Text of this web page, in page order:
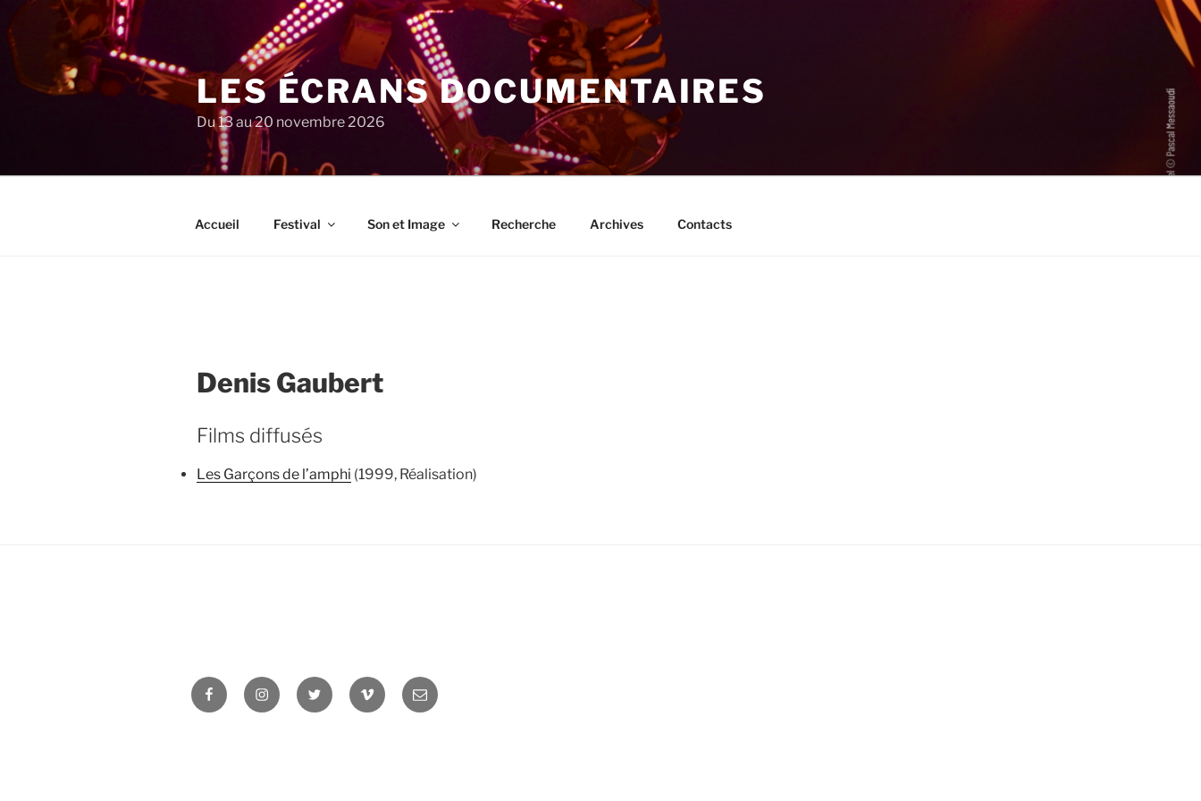
au
contenu
principal
LES ÉCRANS DOCUMENTAIRES
Du 13 au 20 novembre 2026
Accueil Festival Son et Image Recherche Archives Contacts
Denis Gaubert
Films diffusés
Les Garçons de l’amphi (1999, Réalisation)
FacebookInstagramTwitter Vimeo Newsletter